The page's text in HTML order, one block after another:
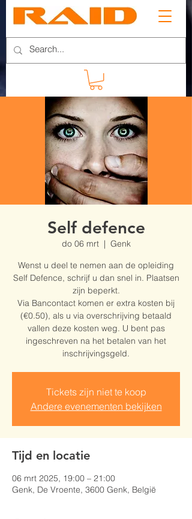
Self defence
do 06 mrt
  |
Genk
Wenst u deel te nemen aan de opleiding
Self Defence, schrijf u dan snel in. Plaatsen
zijn beperkt.
Via Bancontact komen er extra kosten bij
(€0.50), als u via overschrijving betaald
vallen deze kosten weg. U bent pas
ingeschreven na het betalen van het
inschrijvingsgeld.
Tickets zijn niet te koop
Andere evenementen bekijken
Tijd en locatie
06 mrt 2025, 19:00 – 21:00
Genk, De Vroente, 3600 Genk, België